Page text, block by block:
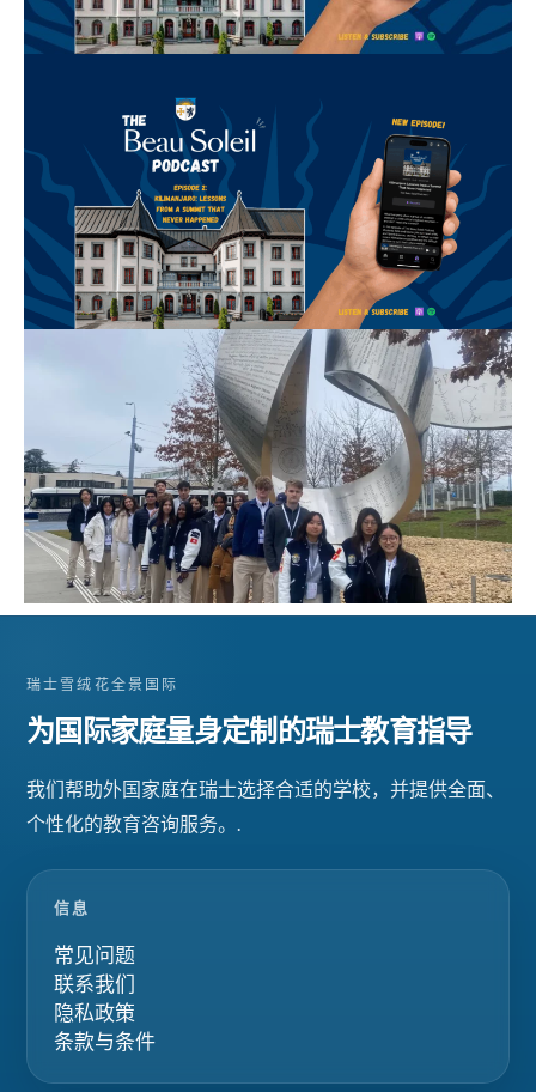
瑞士雪绒花全景国际
为国际家庭量身定制的瑞士教育指导
我们帮助外国家庭在瑞士选择合适的学校，并提供全面、
个性化的教育咨询服务。.
信息
常见问题
联系我们
隐私政策
条款与条件